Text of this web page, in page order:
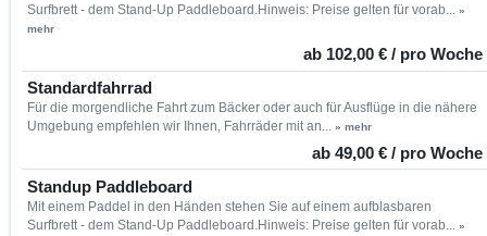
Surfbrett - dem Stand-Up Paddleboard.Hinweis: Preise gelten für vorab... »
mehr
ab 102,00 € / pro Woche
Standardfahrrad
Für die morgendliche Fahrt zum Bäcker oder auch für Ausflüge in die nähere
Umgebung empfehlen wir Ihnen, Fahrräder mit an... » mehr
ab 49,00 € / pro Woche
Standup Paddleboard
Mit einem Paddel in den Händen stehen Sie auf einem aufblasbaren
Surfbrett - dem Stand-Up Paddleboard.Hinweis: Preise gelten für vorab... »